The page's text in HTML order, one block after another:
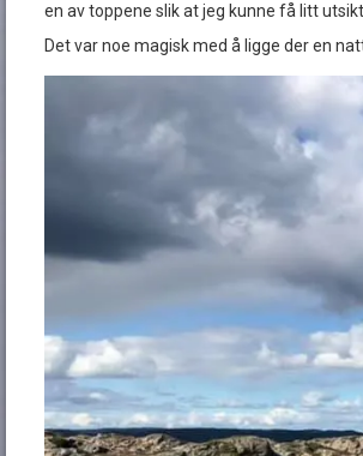
en av toppene slik at jeg kunne få litt
Det var noe magisk med å ligge der en